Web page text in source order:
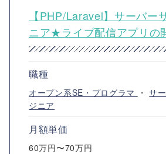
【PHP/Laravel】サーバー
ニア★ライブ配信アプリの
職種
オープン系SE・プログラマ ・サ
ジニア
月額単価
60万円〜70万円